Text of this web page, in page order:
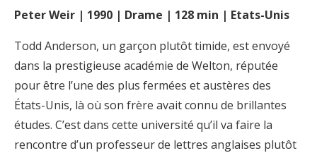
Peter Weir | 1990 | Drame | 128 min | Etats-Unis
Todd Anderson, un garçon plutôt timide, est envoyé
dans la prestigieuse académie de Welton, réputée
pour être l’une des plus fermées et austères des
États-Unis, là où son frère avait connu de brillantes
études. C’est dans cette université qu’il va faire la
rencontre d’un professeur de lettres anglaises plutôt